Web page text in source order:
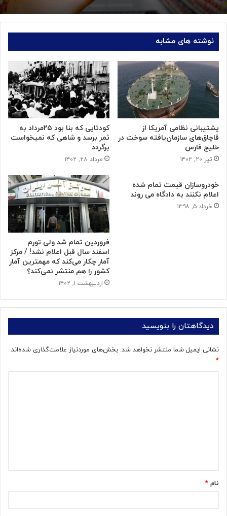
نوشته های مشابه
پشتیبانی نظامی آمریکا از
قاچاق‌های سازمان‌یافته سوخت در
خلیج فارس
تیر ۲۰, ۱۴۰۲
کودتایی که بنا بود ۲۵مرداد به
ثمر برسد و شاهی که نمیخواست
برگردد
مرداد ۲۸, ۱۴۰۲
خودروسازان قیمت تمام شده
اعلام نکنند به دادگاه می روند
خرداد ۵, ۱۳۹۸
فروردین تمام شد ولی تورم
اسفند سال قبل اعلام نشد! / مرکز
آمار چکار می‌کند که مهمترین آمار
کشور را هم منتشر نمی‌کند؟
اردیبهشت ۱, ۱۴۰۲
دیدگاهتان را بنویسید
نشانی ایمیل شما منتشر نخواهد شد. بخش‌های موردنیاز علامت‌گذاری شده‌اند
*
*
نام *